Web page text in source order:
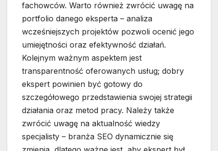
fachowców. Warto również zwrócić uwagę na
portfolio danego eksperta – analiza
wcześniejszych projektów pozwoli ocenić jego
umiejętności oraz efektywność działań.
Kolejnym ważnym aspektem jest
transparentność oferowanych usług; dobry
ekspert powinien być gotowy do
szczegółowego przedstawienia swojej strategii
działania oraz metod pracy. Należy także
zwrócić uwagę na aktualność wiedzy
specjalisty – branża SEO dynamicznie się